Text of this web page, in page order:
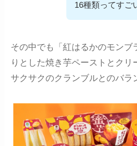
16種類ってすご
その中でも「紅はるかのモンブ
りとした焼き芋ペーストとクリ
サクサクのクランブルとのバラ